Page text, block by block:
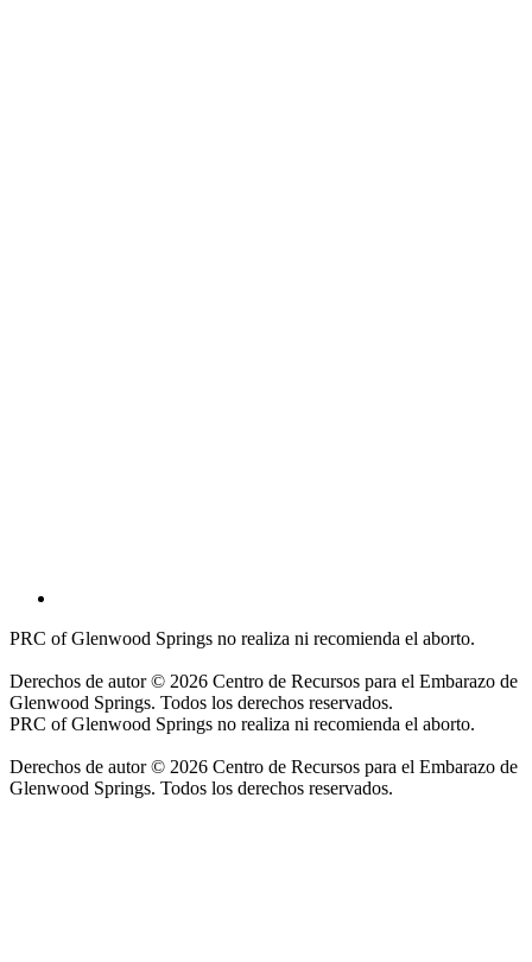
PRC of Glenwood Springs no realiza ni recomienda el aborto.
Derechos de autor © 2026 Centro de Recursos para el Embarazo de
Glenwood Springs. Todos los derechos reservados.
PRC of Glenwood Springs no realiza ni recomienda el aborto.
Derechos de autor © 2026 Centro de Recursos para el Embarazo de
Glenwood Springs. Todos los derechos reservados.